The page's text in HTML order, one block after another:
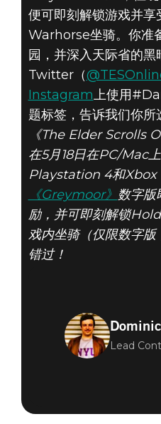
便可即刻解锁游戏并
Warhorse坐骑。你准
园，并深入天际省的黑
Twitter（
Instagram上使用
题标签，告诉我们你所
《The Elder Scrolls
在5月18日在PC/Mac
Playstation 4和Xbox
《Greymoor》 数字版
励，并可即刻解锁
戏内坐骑（仅限数字
错过！
Lead